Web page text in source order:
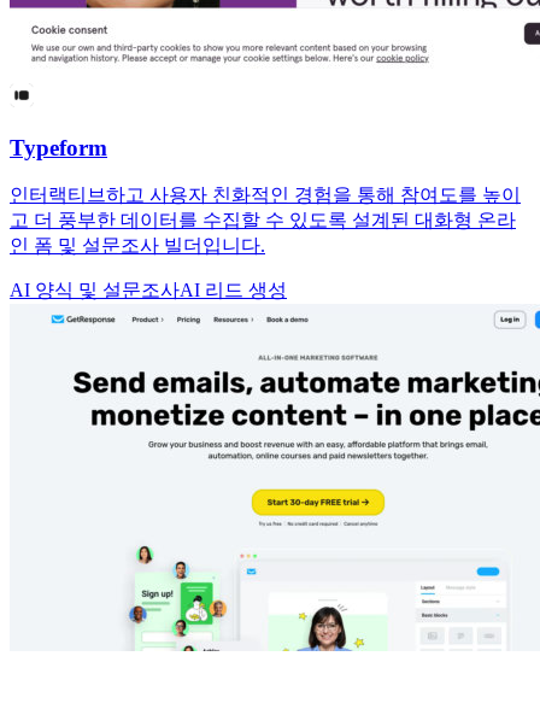
Typeform
인터랙티브하고 사용자 친화적인 경험을 통해 참여도를 높이
고 더 풍부한 데이터를 수집할 수 있도록 설계된 대화형 온라
인 폼 및 설문조사 빌더입니다.
AI 양식 및 설문조사AI 리드 생성